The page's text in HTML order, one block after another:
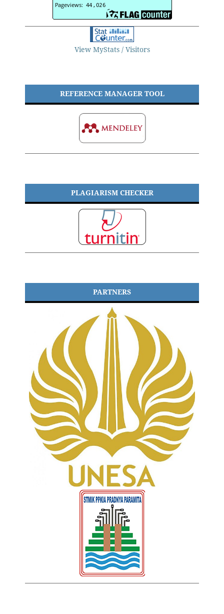
View MyStats / Visitors
REFERENCE MANAGER TOOL
PLAGIARISM CHECKER
PARTNERS